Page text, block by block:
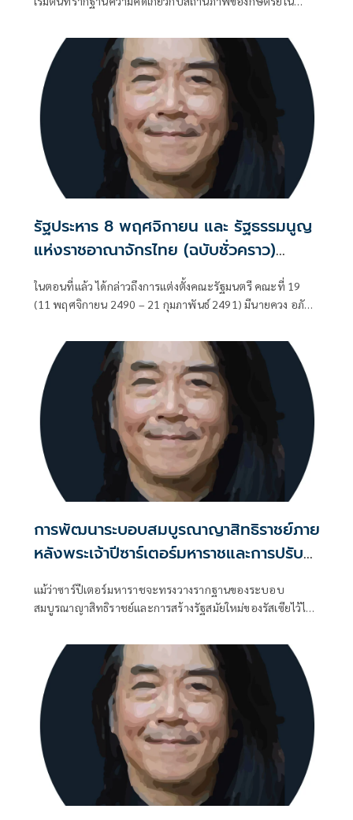
รัฐประหาร 8 พฤศจิกายน และ รัฐธรรมนูญ
แห่งราชอาณาจักรไทย (ฉบับชั่วคราว)
พุทธศักราช 2490 (ตอนที่ 16): จอมพล ป.
สาบานว่าทำรัฐประหาร ไม่ได้หวังตำแหน่ง
ในตอนที่แล้ว ได้กล่าวถึงการแต่งตั้งคณะรัฐมนตรี คณะที่ 19
(11 พฤศจิกายน 2490 – 21 กุมภาพันธ์ 2491) มีนายควง อภัย
การพัฒนาระบอบสมบูรณาญาสิทธิราชย์ภาย
หลังพระเจ้าปีซาร์เตอร์มหาราชและการปรับ
ชนชั้นขุนนาง
แม้ว่าซาร์ปีเตอร์มหาราชจะทรงวางรากฐานของระบอบ
สมบูรณาญาสิทธิราชย์และการสร้างรัฐสมัยใหม่ของรัสเซียไว้ได้